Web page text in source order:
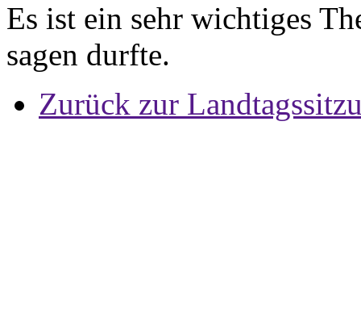
Es ist ein sehr wichtiges
sagen durfte.
Zurück zur